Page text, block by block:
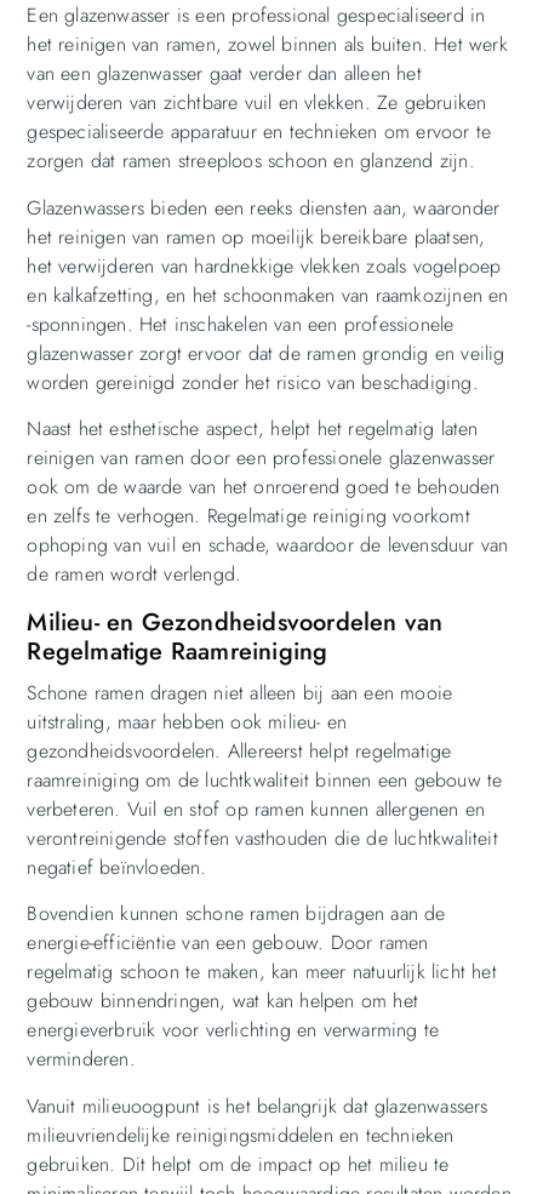
Een glazenwasser is een professional gespecialiseerd in
het reinigen van ramen, zowel binnen als buiten. Het werk
van een glazenwasser gaat verder dan alleen het
verwijderen van zichtbare vuil en vlekken. Ze gebruiken
gespecialiseerde apparatuur en technieken om ervoor te
zorgen dat ramen streeploos schoon en glanzend zijn.
Glazenwassers bieden een reeks diensten aan, waaronder
het reinigen van ramen op moeilijk bereikbare plaatsen,
het verwijderen van hardnekkige vlekken zoals vogelpoep
en kalkafzetting, en het schoonmaken van raamkozijnen en
-sponningen. Het inschakelen van een professionele
glazenwasser zorgt ervoor dat de ramen grondig en veilig
worden gereinigd zonder het risico van beschadiging.
Naast het esthetische aspect, helpt het regelmatig laten
reinigen van ramen door een professionele glazenwasser
ook om de waarde van het onroerend goed te behouden
en zelfs te verhogen. Regelmatige reiniging voorkomt
ophoping van vuil en schade, waardoor de levensduur van
de ramen wordt verlengd.
Milieu- en Gezondheidsvoordelen van
Regelmatige Raamreiniging
Schone ramen dragen niet alleen bij aan een mooie
uitstraling, maar hebben ook milieu- en
gezondheidsvoordelen. Allereerst helpt regelmatige
raamreiniging om de luchtkwaliteit binnen een gebouw te
verbeteren. Vuil en stof op ramen kunnen allergenen en
verontreinigende stoffen vasthouden die de luchtkwaliteit
negatief beïnvloeden.
Bovendien kunnen schone ramen bijdragen aan de
energie-efficiëntie van een gebouw. Door ramen
regelmatig schoon te maken, kan meer natuurlijk licht het
gebouw binnendringen, wat kan helpen om het
energieverbruik voor verlichting en verwarming te
verminderen.
Vanuit milieuoogpunt is het belangrijk dat glazenwassers
milieuvriendelijke reinigingsmiddelen en technieken
gebruiken. Dit helpt om de impact op het milieu te